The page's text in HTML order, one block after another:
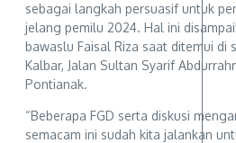
sebagai langkah persuasif untuk
jelang pemilu 2024. Hal ini
bawaslu Faisal Riza saat ditemui di
Kalbar, Jalan Sultan Syarif
Pontianak.
“Beberapa FGD serta diskusi
semacam ini sudah kita jalankan